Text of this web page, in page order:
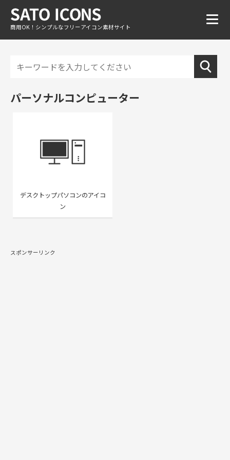
商用OK！シンプルなフリーアイコン素材サイト
パーソナルコンピューター
デスクトップパソコンのアイコ
ン
スポンサーリンク